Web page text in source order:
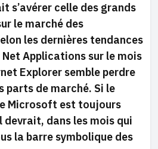
s’avérer celle des grands
le marché des
les dernières tendances
Applications sur le mois
Explorer semble perdre
parts de marché. Si le
Microsoft est toujours
dans les mois qui
la barre symbolique des